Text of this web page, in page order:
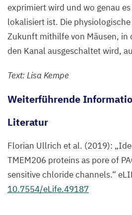
exprimiert wird und wo genau
lokalisiert ist. Die
Zukunft mithilfe von Mäusen, in
den Kanal ausgeschaltet wird,
Text: Lisa Kempe
Weiterführende
Literatur
Florian Ullrich et al. (2019): „
TMEM206 proteins as pore of
sensitive chloride channels.“
10.7554/eLife.49187